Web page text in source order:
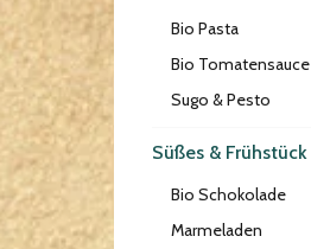
Bio Pasta
Bio Tomatensauce
Sugo & Pesto
Süßes & Frühstück
Bio Schokolade
Marmeladen